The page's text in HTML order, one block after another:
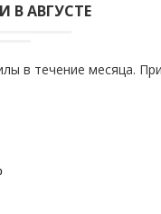
В АВГУСТЕ
в течение месяца.